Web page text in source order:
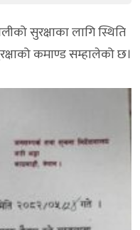
सुरक्षाका लागि स्थिति
कमाण्ड सम्हालेको छ।